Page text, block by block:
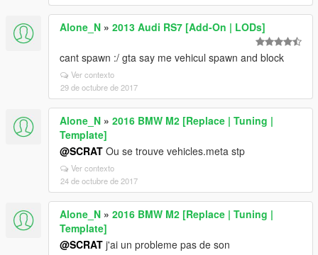
Alone_N » 2013 Audi RS7 [Add-On | LODs]
cant spawn :/ gta say me vehicul spawn and block
Ver contexto
29 de octubre de 2017
Alone_N » 2016 BMW M2 [Replace | Tuning |
Template]
@SCRAT Ou se trouve vehicles.meta stp
Ver contexto
24 de octubre de 2017
Alone_N » 2016 BMW M2 [Replace | Tuning |
Template]
@SCRAT j'ai un probleme pas de son